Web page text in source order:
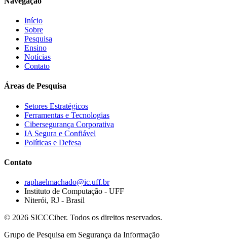
Início
Sobre
Pesquisa
Ensino
Notícias
Contato
Áreas de Pesquisa
Setores Estratégicos
Ferramentas e Tecnologias
Cibersegurança Corporativa
IA Segura e Confiável
Políticas e Defesa
Contato
raphaelmachado@ic.uff.br
Instituto de Computação - UFF
Niterói, RJ - Brasil
© 2026 SICCCiber. Todos os direitos reservados.
Grupo de Pesquisa em Segurança da Informação